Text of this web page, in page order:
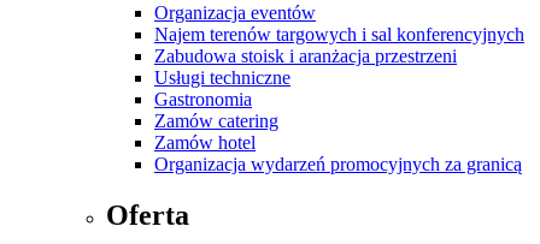
Organizacja eventów
Najem terenów targowych i sal konferencyjnych
Zabudowa stoisk i aranżacja przestrzeni
Usługi techniczne
Gastronomia
Zamów catering
Zamów hotel
Organizacja wydarzeń promocyjnych za granicą
Oferta